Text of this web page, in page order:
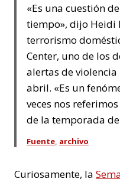
«Es una cuestión
tiempo», dijo Heidi
terrorismo
Center, uno de los
alertas de
abril. «Es un
veces nos
de la temporada
Fuente archivo
Curiosamente, la